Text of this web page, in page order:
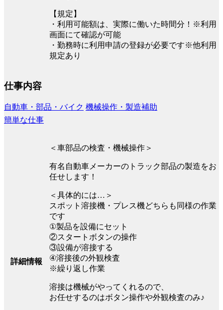
【規定】
・利用可能額は、実際に働いた時間分！※利用
画面にて確認が可能
・勤務時に利用申請の登録が必要です※他利用
規定あり
仕事内容
自動車・部品・バイク 機械操作・製造補助
簡単な仕事
詳細情報
＜車部品の検査・機械操作＞
有名自動車メーカーのトラック部品の製造をお
任せします！
＜具体的には…＞
スポット溶接機・プレス機どちらも同様の作業
です
①製品を設備にセット
②スタートボタンの操作
③設備が溶接する
④溶接後の外観検査
※繰り返し作業
溶接は機械がやってくれるので、
お任せするのはボタン操作や外観検査のみ♪